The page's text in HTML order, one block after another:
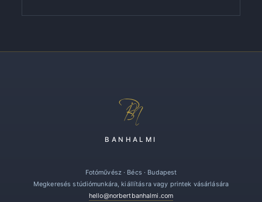
BANHALMI
Fotóművész · Bécs · Budapest
Megkeresés stúdiómunkára, kiállításra vagy printek vásárlására
hello@norbertbanhalmi.com